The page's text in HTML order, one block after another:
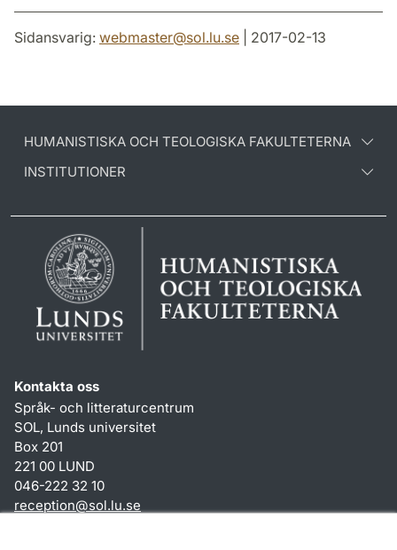
Sidansvarig: webmaster@sol.lu.se | 2017-02-13
HUMANISTISKA OCH TEOLOGISKA FAKULTETERNA
INSTITUTIONER
Kontakta oss
Språk- och litteraturcentrum
SOL, Lunds universitet
Box 201
221 00 LUND
046-222 32 10
reception@sol.lu.se